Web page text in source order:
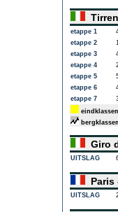
etappe 1
etappe 2
etappe 3
etappe 4
etappe 5
etappe 6
etappe 7
Giro
UITSLAG
Paris
UITSLAG